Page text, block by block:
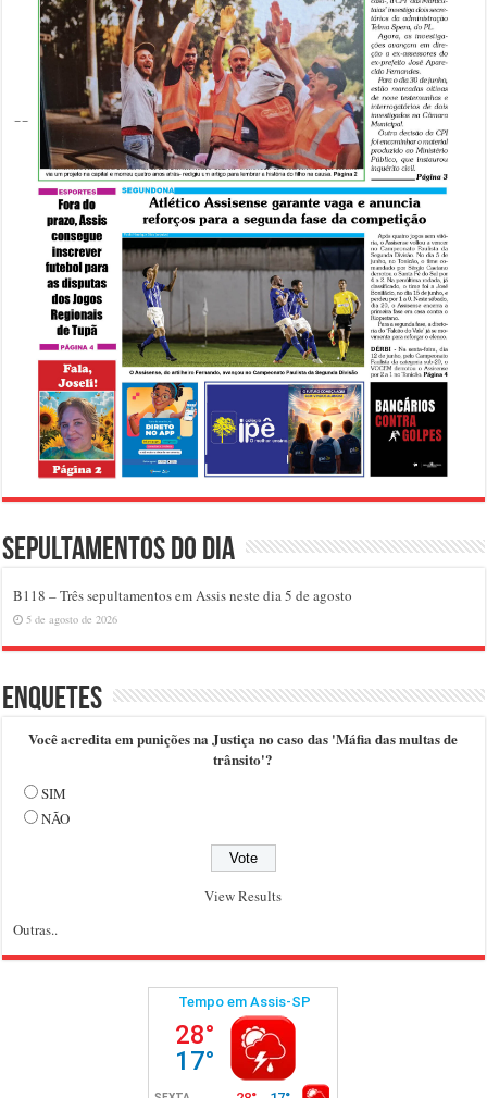
Sepultamentos do dia
B118 – Três sepultamentos em Assis neste dia 5 de agosto
5 de agosto de 2026
Enquetes
Você acredita em punições na Justiça no caso das 'Máfia das multas de
trânsito'?
SIM
NÃO
View Results
Outras..